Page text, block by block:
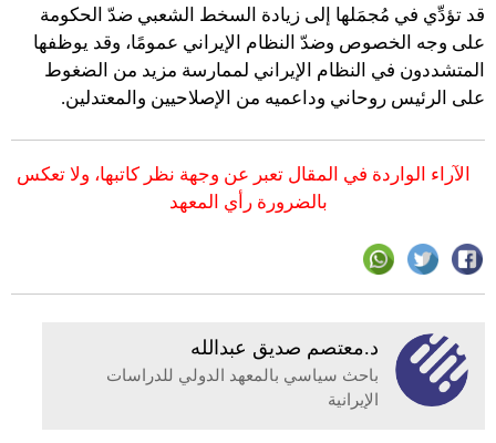
قد تؤدِّي في مُجمَلها إلى زيادة السخط الشعبي ضدّ الحكومة
على وجه الخصوص وضدّ النظام الإيراني عمومًا، وقد يوظفها
المتشددون في النظام الإيراني لممارسة مزيد من الضغوط
على الرئيس روحاني وداعميه من الإصلاحيين والمعتدلين.
الآراء الواردة في المقال تعبر عن وجهة نظر كاتبها، ولا تعكس
بالضرورة رأي المعهد
د.معتصم صديق عبدالله
باحث سياسي بالمعهد الدولي للدراسات
الإيرانية